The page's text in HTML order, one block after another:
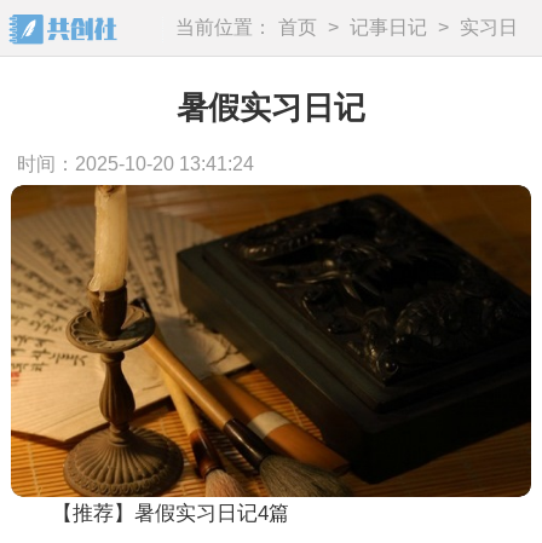
当前位置： 首页 > 记事日记 >
实习日
记
暑假实习日记
时间：2025-10-20 13:41:24
【推荐】暑假实习日记4篇